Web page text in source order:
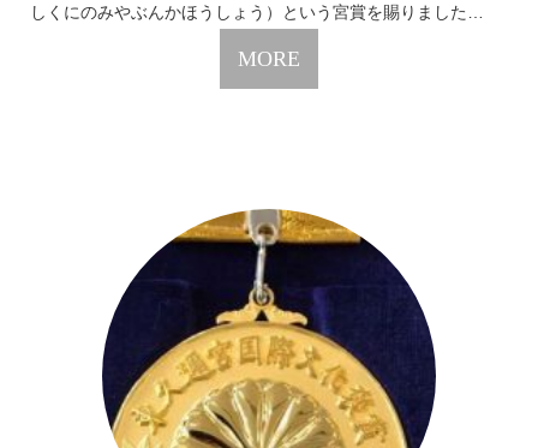
しくにのみやぶんかほうしょう）という宮賞を賜りました…
MORE